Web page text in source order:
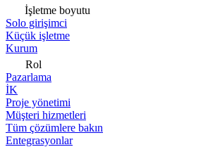
İşletme boyutu
Solo girişimci
Küçük işletme
Kurum
Rol
Pazarlama
İK
Proje yönetimi
Müşteri hizmetleri
Tüm çözümlere bakın
Entegrasyonlar